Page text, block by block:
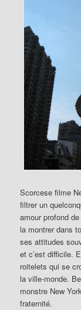
Scorcese filme
filtrer un
amour profond
la montrer dans
ses attitudes
et c’est difficile.
roitelets qui se
la ville-monde.
monstre New
fraternité.